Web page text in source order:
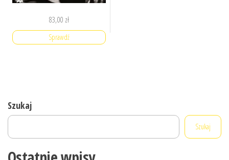
83,00 zł
Sprawdź
Szukaj
Szukaj